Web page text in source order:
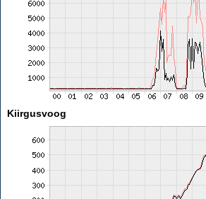
Kiirgusvoog